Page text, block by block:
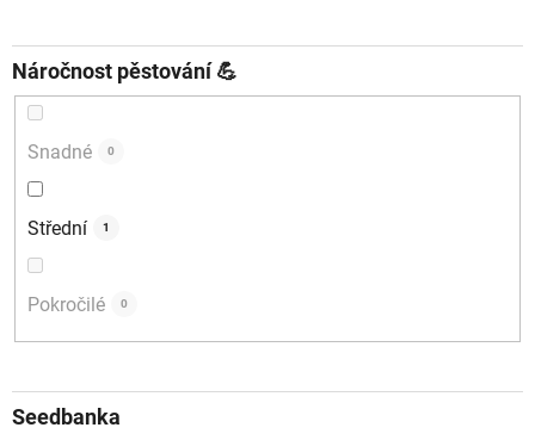
Náročnost pěstování 💪
Snadné 0
Střední 1
Pokročilé 0
Seedbanka